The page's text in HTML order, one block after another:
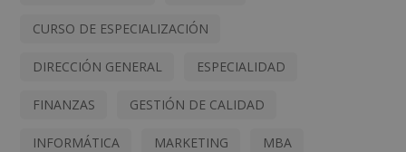
CURSO DE ESPECIALIZACIÓN
DIRECCIÓN GENERAL ESPECIALIDAD
FINANZAS GESTIÓN DE CALIDAD
INFORMÁTICA MARKETING MBA